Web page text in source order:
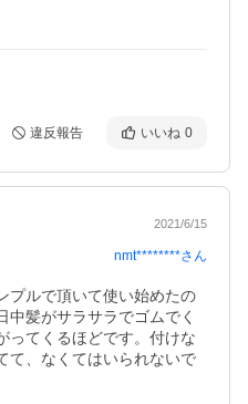
違反報告 いいね 0
2021/6/15
nmt********さん
プルで頂いて使い始めたの
中髪がサラサラでゴムでく
ってくるほどです。付けな
て、なくてはいられないで